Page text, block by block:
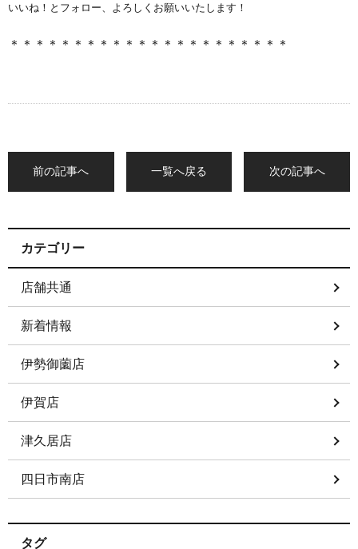
いいね！とフォロー、よろしくお願いいたします！
＊＊＊＊＊＊＊＊＊＊＊＊＊＊＊＊＊＊＊＊＊＊
前の記事へ 一覧へ戻る 次の記事へ
カテゴリー
店舗共通
新着情報
伊勢御薗店
伊賀店
津久居店
四日市南店
タグ